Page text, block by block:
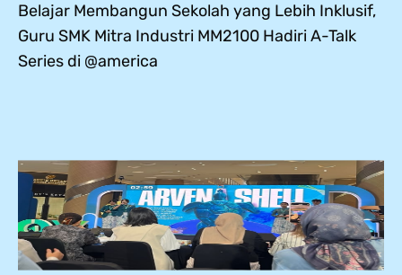
Belajar Membangun Sekolah yang Lebih Inklusif,
Guru SMK Mitra Industri MM2100 Hadiri A-Talk
Series di @america